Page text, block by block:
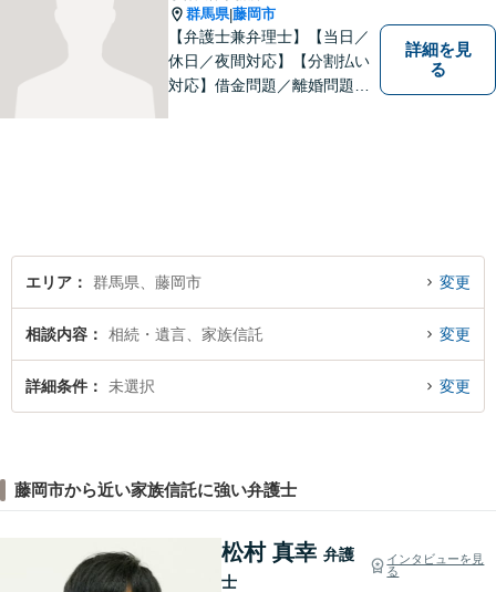
群馬県|藤岡市
【弁護士兼弁理士】【当日／
休日／夜間対応】【分割払い
対応】借金問題／離婚問題／
談ください。
詳細を見
る
エリア 群馬県、藤岡市 変更
相談内容 相続・遺言、家族信託 変更
詳細条件 未選択 変更
藤岡市から近い家族信託に強い弁護士
松村 真幸 弁護
士
インタビューを見
る